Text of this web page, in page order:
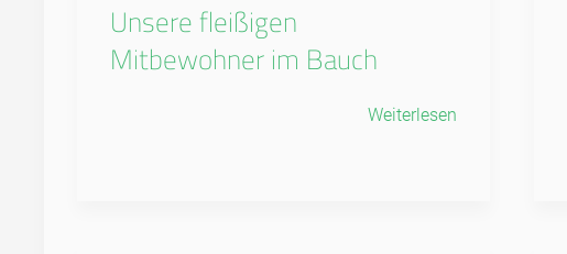
Unsere fleißigen
Mitbewohner im Bauch
Weiterlesen